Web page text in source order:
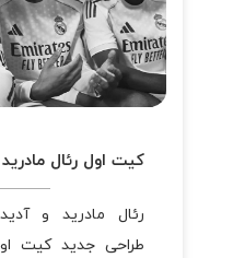
کیت اول رئال مادرید 2026-2025
رئال مادرید و
طراحی جدید کیت